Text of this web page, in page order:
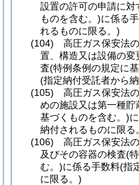
設置の許可の申請に対
ものを含む。)に係る
れるものに限る。)
(104)
高圧ガス保安法
置、構造又は設備の
査(特例条例の規定に
(指定納付受託者から
(105)
高圧ガス保安法
めの施設又は第一種貯
基づくものを含む。)
納付されるものに限る
(106)
高圧ガス保安法
及びその容器の検査(
む。)に係る手数料(指
に限る。)